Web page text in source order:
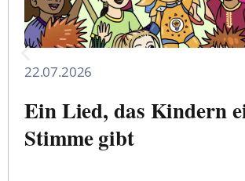
22.07.2026
Ein Lied, das Kindern
Stimme gibt